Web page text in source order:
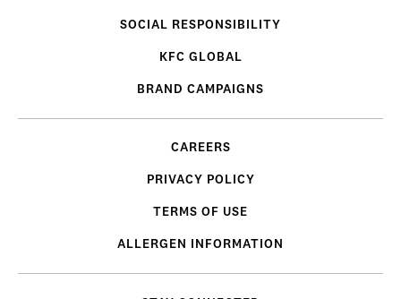
SOCIAL RESPONSIBILITY
KFC GLOBAL
BRAND CAMPAIGNS
CAREERS
PRIVACY POLICY
TERMS OF USE
ALLERGEN INFORMATION